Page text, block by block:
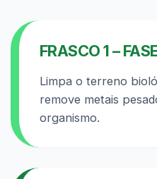
FRASCO 1 –
Limpa o terreno
remove metais
organismo.